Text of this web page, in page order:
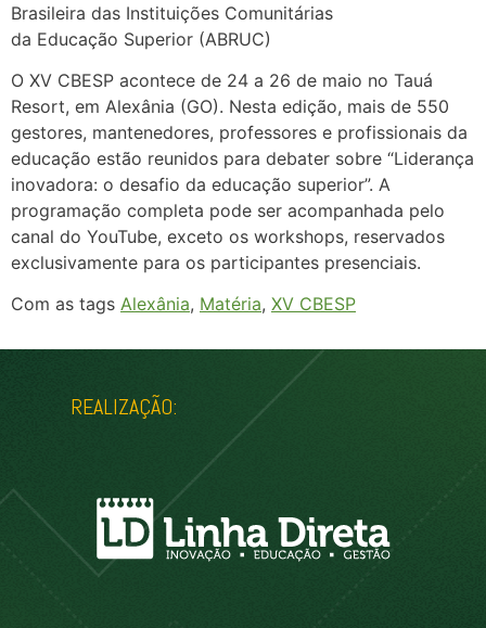
Brasileira das Instituições Comunitárias
da Educação Superior (ABRUC)
O XV CBESP acontece de 24 a 26 de maio no Tauá
Resort, em Alexânia (GO). Nesta edição, mais de 550
gestores, mantenedores, professores e profissionais da
educação estão reunidos para debater sobre “Liderança
inovadora: o desafio da educação superior”. A
programação completa pode ser acompanhada pelo
canal do YouTube, exceto os workshops, reservados
exclusivamente para os participantes presenciais.
Com as tags Alexânia, Matéria, XV CBESP
REALIZAÇÃO: